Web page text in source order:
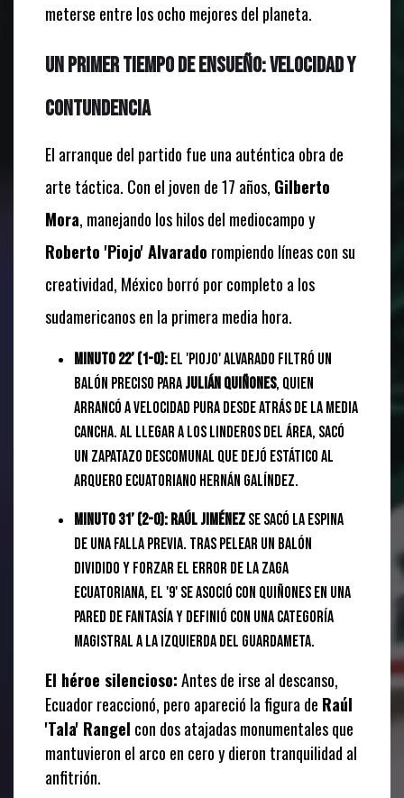
meterse entre los ocho mejores del planeta.
Un primer tiempo de ensueño: Velocidad y
contundencia
El arranque del partido fue una auténtica obra de
arte táctica. Con el joven de 17 años, Gilberto
Mora, manejando los hilos del mediocampo y
Roberto 'Piojo' Alvarado rompiendo líneas con su
creatividad, México borró por completo a los
sudamericanos en la primera media hora.
Minuto 22’ (1-0):El 'Piojo' Alvarado filtró un
balón preciso paraJulián Quiñones, quien
arrancó a velocidad pura desde atrás de la media
cancha. Al llegar a los linderos del área, sacó
un zapatazo descomunal que dejó estático al
arquero ecuatoriano Hernán Galíndez.
Minuto 31’ (2-0):Raúl Jiménezse sacó la espina
de una falla previa. Tras pelear un balón
dividido y forzar el error de la zaga
ecuatoriana, el '9' se asoció con Quiñones en una
pared de fantasía y definió con una categoría
magistral a la izquierda del guardameta.
El héroe silencioso:Antes de irse al descanso,
Ecuador reaccionó, pero apareció la figura de Raúl
'Tala' Rangel con dos atajadas monumentales que
mantuvieron el arco en cero y dieron tranquilidad al
anfitrión.